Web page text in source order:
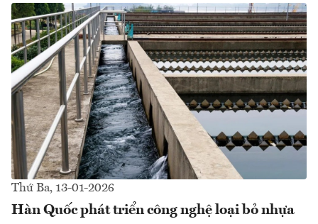
Thứ Ba, 13-01-2026
Hàn Quốc phát triển công nghệ loại bỏ nhựa